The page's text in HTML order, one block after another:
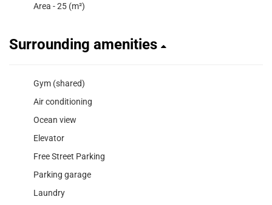
Area - 25 (m²)
Surrounding amenities
Gym (shared)
Air conditioning
Ocean view
Elevator
Free Street Parking
Parking garage
Laundry